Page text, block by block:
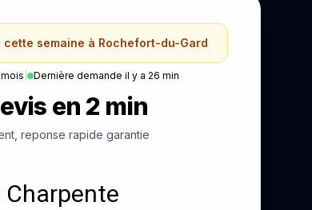
semaine à Rochefort-du-Gard
Dernière demande il y a 26 min
en 2 min
reponse rapide garantie
Charpente